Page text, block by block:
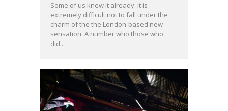
Some of us knew it already: it is
extremely difficult not to fall under the
charm of the the London-based new
sensation. A number who those who
did...